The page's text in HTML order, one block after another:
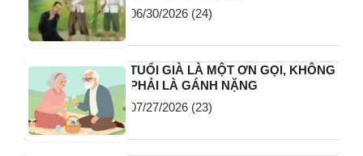
06/30/2026 (24)
TUỔI GIÀ LÀ MỘT ƠN GỌI, KHÔNG
PHẢI LÀ GÁNH NẶNG
07/27/2026 (23)